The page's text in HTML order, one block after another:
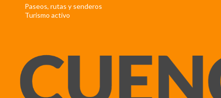
Paseos, rutas y senderos
Turismo activo